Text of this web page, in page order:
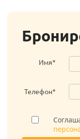
Имя*
Телефон*